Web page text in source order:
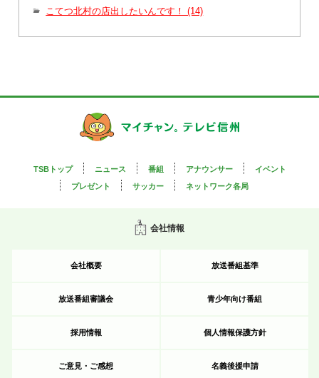
こてつ北村の店出したいんです！ (14)
TSBトップ ニュース 番組 アナウンサー
イベント
プレゼント
サッカー ネットワーク各局
会社情報
会社概要 放送番組基準
放送番組審議会 青少年向け番組
採用情報 個人情報保護方針
ご意見・ご感想 名義後援申請